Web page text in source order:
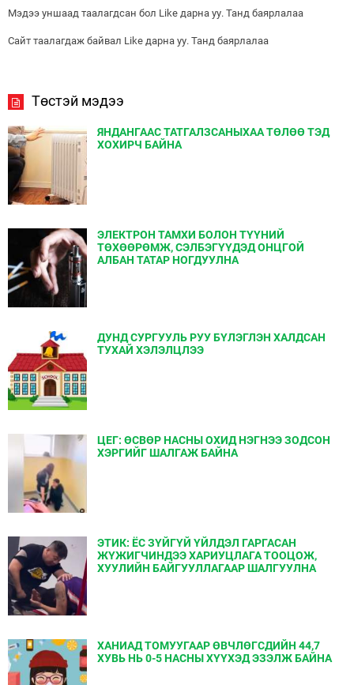
Мэдээ уншаад таалагдсан бол Like дарна уу. Танд баярлалаа
Сайт таалагдаж байвал Like дарна уу. Танд баярлалаа
Төстэй мэдээ
ЯНДАНГААС ТАТГАЛЗСАНЫХАА ТӨЛӨӨ ТЭД
ХОХИРЧ БАЙНА
ЭЛЕКТРОН ТАМХИ БОЛОН ТҮҮНИЙ
ТӨХӨӨРӨМЖ, СЭЛБЭГҮҮДЭД ОНЦГОЙ
АЛБАН ТАТАР НОГДУУЛНА
ДУНД СУРГУУЛЬ РУУ БҮЛЭГЛЭН ХАЛДСАН
ТУХАЙ ХЭЛЭЛЦЛЭЭ
ЦЕГ: ӨСВӨР НАСНЫ ОХИД НЭГНЭЭ ЗОДСОН
ХЭРГИЙГ ШАЛГАЖ БАЙНА
ЭТИК: ЁС ЗҮЙГҮЙ ҮЙЛДЭЛ ГАРГАСАН
ЖҮЖИГЧИНДЭЭ ХАРИУЦЛАГА ТООЦОЖ,
ХУУЛИЙН БАЙГУУЛЛАГААР ШАЛГУУЛНА
ХАНИАД ТОМУУГААР ӨВЧЛӨГСДИЙН 44,7
ХУВЬ НЬ 0-5 НАСНЫ ХҮҮХЭД ЭЗЭЛЖ БАЙНА